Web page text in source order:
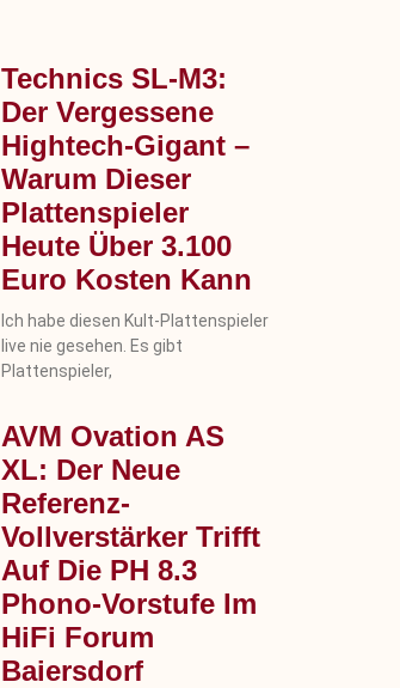
Technics SL‑M3:
Der Vergessene
Hightech-Gigant –
Warum Dieser
Plattenspieler
Heute Über 3.100
Euro Kosten Kann
Ich habe diesen Kult-Plattenspieler
live nie gesehen. Es gibt
Plattenspieler,
AVM Ovation AS
XL: Der Neue
Referenz-
Vollverstärker Trifft
Auf Die PH 8.3
Phono-Vorstufe Im
HiFi Forum
Baiersdorf